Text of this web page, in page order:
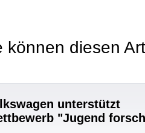
können diesen
unterstützt
"Jugend